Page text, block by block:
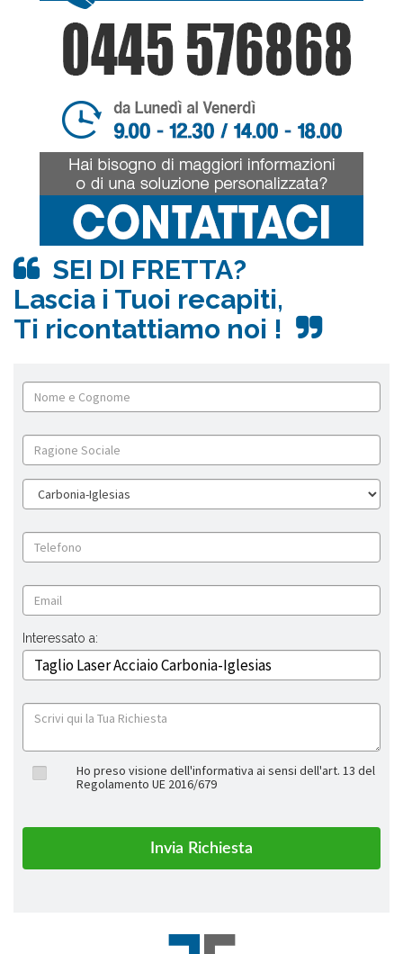
SEI DI FRETTA?
Lascia i Tuoi recapiti,
Ti ricontattiamo noi !
Interessato a:
Ho preso visione dell'informativa ai sensi dell'art. 13 del
Regolamento UE 2016/679